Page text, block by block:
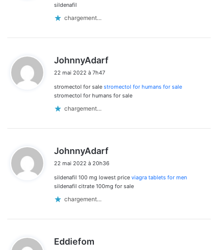
sildenafil
chargement…
JohnnyAdarf
:
22 mai 2022 à 7h47
stromectol for sale stromectol for humans for sale
stromectol for humans for sale
chargement…
JohnnyAdarf
t
:
22 mai 2022 à 20h36
sildenafil 100 mg lowest price viagra tablets for men
sildenafil citrate 100mg for sale
chargement…
Eddiefom